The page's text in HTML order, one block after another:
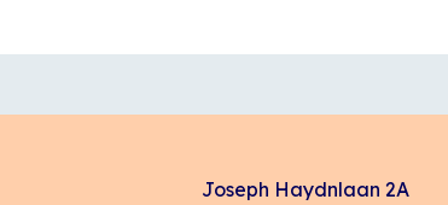
Joseph Haydnlaan 2A